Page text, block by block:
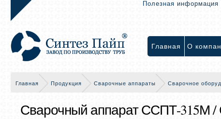
Полезная информация
Главная О
Главная Продукция Сварочные аппараты Сварочное
Сварочный аппарат ССПТ-